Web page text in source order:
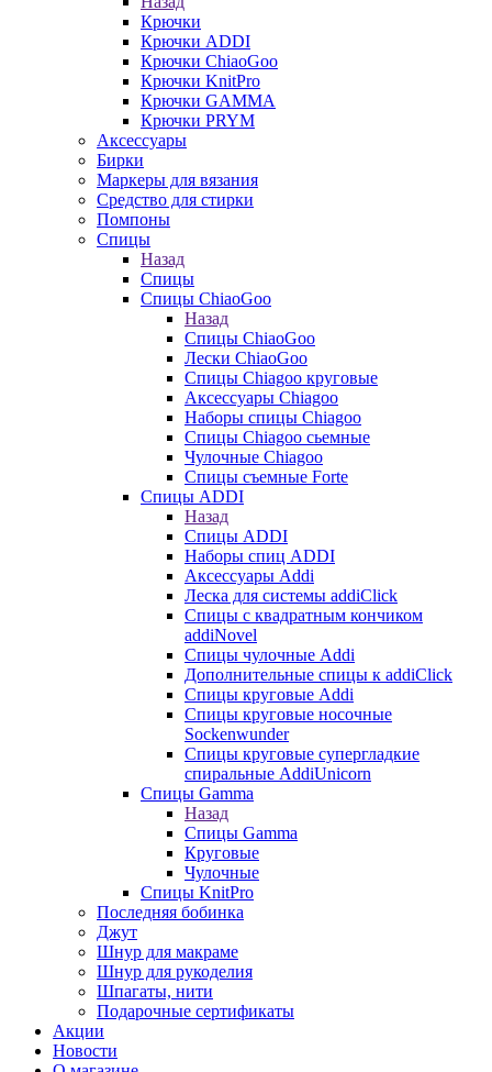
Крючки
Крючки ADDI
Крючки ChiaoGoo
Крючки KnitPro
Крючки GAMMA
Крючки PRYM
Аксессуары
Бирки
Маркеры для вязания
Средство для стирки
Помпоны
Спицы
Назад
Спицы
Спицы ChiaoGoo
Назад
Спицы ChiaoGoo
Лески ChiaoGoo
Cпицы Сhiagoo круговые
Аксессуары Chiagoo
Наборы спицы Chiagoo
Спицы Chiagoo сьемные
Чулочные Chiagoo
Спицы съемные Forte
Спицы ADDI
Назад
Спицы ADDI
Наборы спиц ADDI
Аксессуары Addi
Леска для системы addiClick
Спицы с квадратным кончиком
addiNovel
Спицы чулочные Addi
Дополнительные спицы к addiClick
Спицы круговые Addi
Спицы круговые носочные
Sockenwunder
Спицы круговые супергладкие
спиральные AddiUnicorn
Спицы Gamma
Назад
Спицы Gamma
Круговые
Чулочные
Спицы KnitPro
Последняя бобинка
Джут
Шнур для макраме
Шнур для рукоделия
Шпагаты, нити
Подарочные сертификаты
Акции
Новости